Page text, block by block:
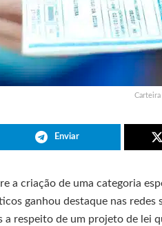
Enviar
a criação de uma categoria
ganhou destaque nas
a respeito de um projeto de lei